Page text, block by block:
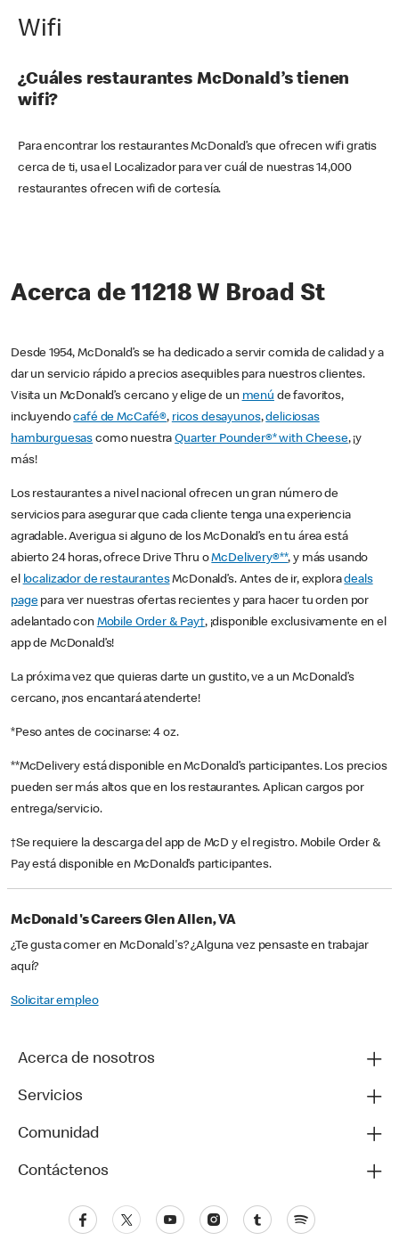
Wifi
¿Cuáles restaurantes McDonald’s tienen
wifi?
Para encontrar los restaurantes McDonald’s que ofrecen wifi gratis
cerca de ti, usa el Localizador para ver cuál de nuestras 14,000
restaurantes ofrecen wifi de cortesía.
Acerca de 11218 W Broad St
Desde 1954, McDonald’s se ha dedicado a servir comida de calidad y a
dar un servicio rápido a precios asequibles para nuestros clientes.
Visita un McDonald’s cercano y elige de un menú de favoritos,
incluyendocafé de McCafé®, ricos desayunos,deliciosas
hamburguesas como nuestraQuarter Pounder®* with Cheese, ¡y
más!
Los restaurantes a nivel nacional ofrecen un gran número de
servicios para asegurar que cada cliente tenga una experiencia
agradable. Averigua si alguno de los McDonald’s en tu área está
abierto 24 horas, ofrece Drive Thru oMcDelivery®**, y más usando
el localizador de restaurantesMcDonald’s. Antes de ir, exploradeals
pagepara ver nuestras ofertas recientes y para hacer tu orden por
adelantado con Mobile Order & Pay†, ¡disponible exclusivamente en el
app de McDonald’s!
La próxima vez que quieras darte un gustito, ve a un McDonald’s
cercano, ¡nos encantará atenderte!
*Peso antes de cocinarse: 4 oz.
**McDelivery está disponible en McDonald’s participantes. Los precios
pueden ser más altos que en los restaurantes. Aplican cargos por
entrega/servicio.
†Se requiere la descarga del app de McD y el registro. Mobile Order &
Pay está disponible en McDonald’s participantes.
McDonald's Careers Glen Allen, VA
¿Te gusta comer en McDonald's? ¿Alguna vez pensaste en trabajar
aquí?
Solicitar empleo
Acerca de nosotros
Servicios
Comunidad
Contáctenos